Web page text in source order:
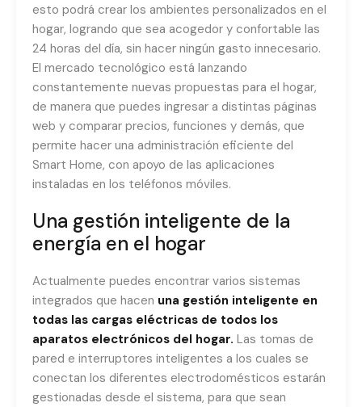
esto podrá crear los ambientes personalizados en el
hogar, logrando que sea acogedor y confortable las
24 horas del día, sin hacer ningún gasto innecesario.
El mercado tecnológico está lanzando
constantemente nuevas propuestas para el hogar,
de manera que puedes ingresar a distintas páginas
web y comparar precios, funciones y demás, que
permite hacer una administración eficiente del
Smart Home, con apoyo de las aplicaciones
instaladas en los teléfonos móviles.
Una gestión inteligente de la
energía en el hogar
Actualmente puedes encontrar varios sistemas
integrados que hacen una gestión inteligente en
todas las cargas eléctricas de todos los
aparatos electrónicos del hogar. Las tomas de
pared e interruptores inteligentes a los cuales se
conectan los diferentes electrodomésticos estarán
gestionadas desde el sistema, para que sean